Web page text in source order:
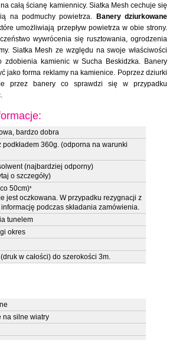
całą ścianę kamiennicy. Siatka Mesh cechuje się
na podmuchy powietrza.
Banery dziurkowane
umożliwiają przepływ powietrza w obie strony.
wywrócenia się rusztowania, ogrodzenia
Siatka Mesh ze względu na swoje właściwości
zdobienia kamienic w Sucha Beskidzka. Banery
jako forma reklamy na kamienice. Poprzez dziurki
przez banery co sprawdzi się w przypadku
bardzo dobra
podkładem 360g. (odporna na warunki
(najbardziej odporny)
o szczegóły)
50cm)*
jest oczkowana. W przypadku rezygnacji z
podczas składania zamówienia.
tunelem
okres
w całości) do szerokości 3m.
na silne wiatry